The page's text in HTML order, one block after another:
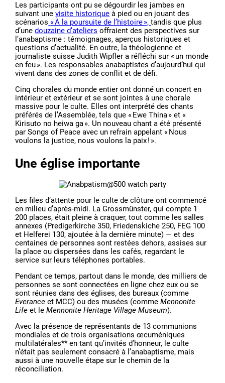
Les participants ont pu se dégourdir les jambes en
suivant unevisite historique à pied ou en jouant des
scénarios « À la poursuite de l’histoire »,tandis que plus
d’unedouzaine d’ateliers offraient des perspectives sur
l’anabaptisme : témoignages, aperçus historiques et
questions d’actualité. En outre, la théologienne et
journaliste suisse Judith Wipfler a réfléchi sur « un monde
en feu ». Les responsables anabaptistes d’aujourd’hui qui
vivent dans des zones de conflit et de défi.
Cinq chorales du monde entier ont donné un concert en
intérieur et extérieur et se sont jointes à une chorale
massive pour le culte. Elles ont interprété des chants
préférés de l’Assemblée, tels que « Ewe Thina » et «
Kirisuto no heiwa ga ». Un nouveau chant a été présenté
par Songs of Peace avec un refrain appelant « Nous
voulons la justice, nous voulons la paix ! ».
Une église importante
Les files d’attente pour le culte de clôture ont commencé
en milieu d’après-midi. La Grossmünster, qui compte 1
200 places, était pleine à craquer, tout comme les salles
annexes (Predigerkirche 350, Friedenskiche 250, FEG 100
et Helferei 130, ajoutée à la dernière minute) — et des
centaines de personnes sont restées dehors, assises sur
la place ou dispersées dans les cafés, regardant le
service sur leurs téléphones portables.
Pendant ce temps, partout dans le monde, des milliers de
personnes se sont connectées en ligne chez eux ou se
sont réunies dans des églises, des bureaux (comme
Everance et MCC) ou des musées (commeMennonite
Life et leMennonite Heritage Village Museum).
Avec la présence de représentants de 13 communions
mondiales et de trois organisations œcuméniques
multilatérales** en tant qu’invités d’honneur, le culte
n’était pas seulement consacré à l’anabaptisme, mais
aussi à une nouvelle étape sur le chemin de la
réconciliation.